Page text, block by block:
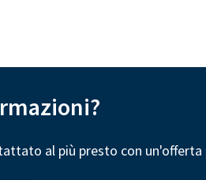
al più presto con un'offerta